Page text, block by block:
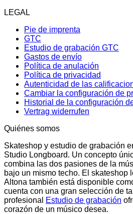
LEGAL
Pie de imprenta
GTC
Estudio de grabación GTC
Gastos de envío
Política de anulación
Política de privacidad
Autenticidad de las
Cambiar la configuración de
Historial de la configuración
Vertrag widerrufen
Quiénes somos
Skateshop y estudio de grabación
Studio Longboard. Un concepto
combina las dos pasiones de la
bajo un mismo techo. El skateshop
Altona también está disponible
cuenta con una gran selección de
profesional
Estudio de grabación
corazón de un músico desea.